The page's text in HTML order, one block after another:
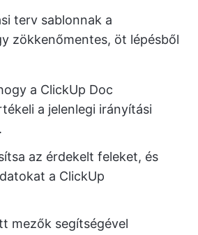
terv sablonnak a
zökkenőmentes, öt lépésből
a ClickUp Doc
a jelenlegi irányítási
az érdekelt feleket, és
a ClickUp
mezők segítségével